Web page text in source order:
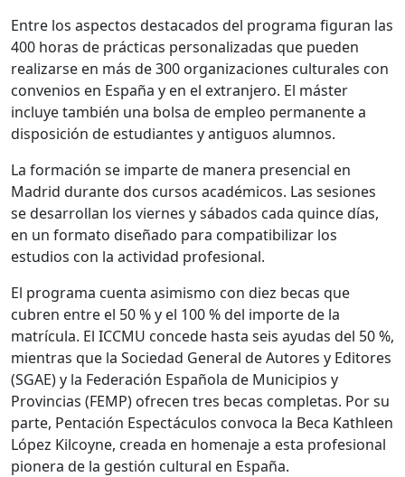
Entre los aspectos destacados del programa figuran las
400 horas de prácticas personalizadas que pueden
realizarse en más de 300 organizaciones culturales con
convenios en España y en el extranjero. El máster
incluye también una bolsa de empleo permanente a
disposición de estudiantes y antiguos alumnos.
La formación se imparte de manera presencial en
Madrid durante dos cursos académicos. Las sesiones
se desarrollan los viernes y sábados cada quince días,
en un formato diseñado para compatibilizar los
estudios con la actividad profesional.
El programa cuenta asimismo con diez becas que
cubren entre el 50 % y el 100 % del importe de la
matrícula. El ICCMU concede hasta seis ayudas del 50 %,
mientras que la Sociedad General de Autores y Editores
(SGAE) y la Federación Española de Municipios y
Provincias (FEMP) ofrecen tres becas completas. Por su
parte, Pentación Espectáculos convoca la Beca Kathleen
López Kilcoyne, creada en homenaje a esta profesional
pionera de la gestión cultural en España.